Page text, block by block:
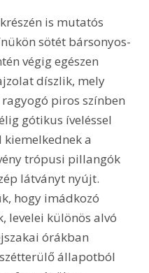
sötét bársonyos-
végig egészen
díszlik, mely
piros színben
gótikus íveléssel
a
trópusi pillangók
látványt nyújt.
hogy imádkozó
levelei különös alvó
órákban
állapotból